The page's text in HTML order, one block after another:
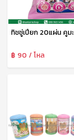
ทิชชู่เปียก 20แผ่น คูม
฿ 90 / โหล